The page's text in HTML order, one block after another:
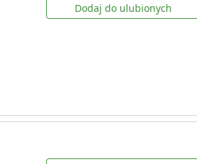
Dodaj do ulubionych